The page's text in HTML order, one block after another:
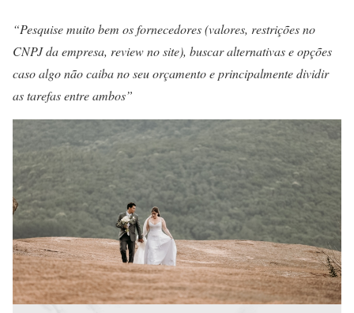
“Pesquise muito bem os fornecedores (valores, restrições no
CNPJ da empresa, review no site), buscar alternativas e opções
caso algo não caiba no seu orçamento e principalmente dividir
as tarefas entre ambos”